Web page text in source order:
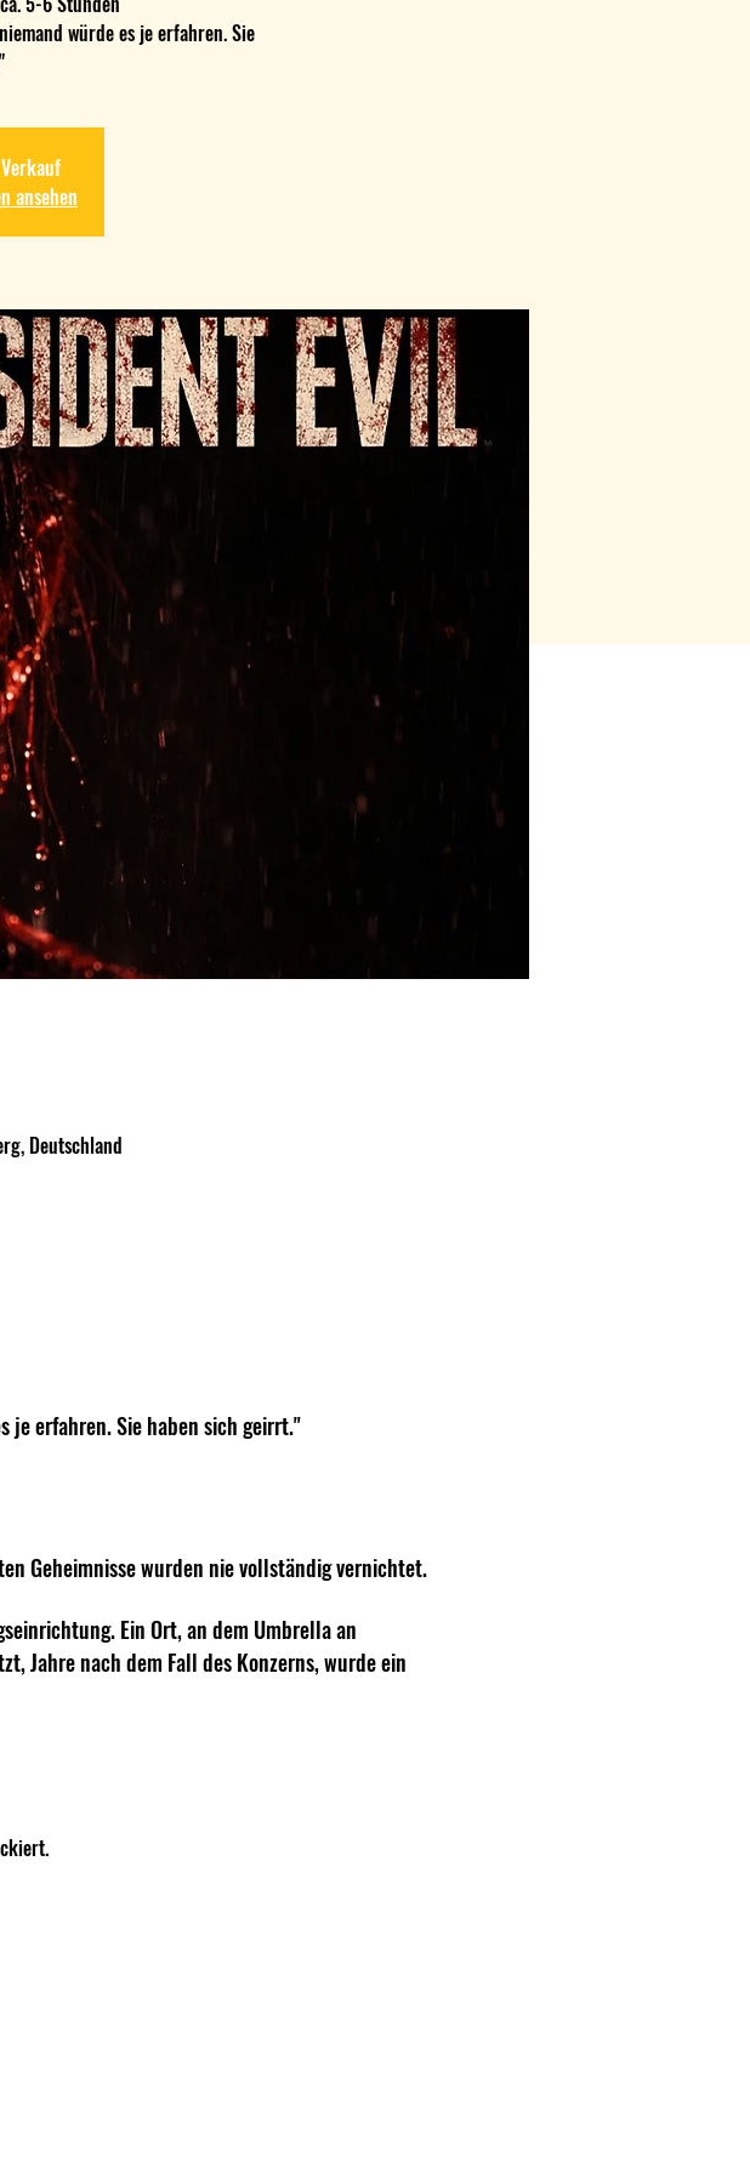
würde es je erfahren. Sie
ansehen
Deutschland
je erfahren. Sie haben sich geirrt."
Geheimnisse wurden nie vollständig vernichtet.
Ein Ort, an dem Umbrella an
Jahre nach dem Fall des Konzerns, wurde ein